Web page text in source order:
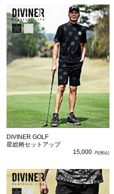
DIVINER GOLF
星総柄セットアップ
15,000